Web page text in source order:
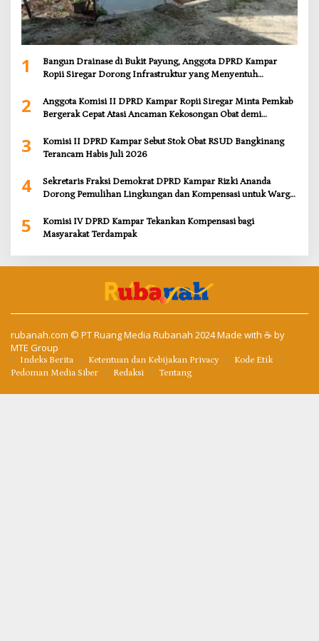
1
Bangun Drainase di Bukit Payung, Anggota DPRD Kampar
Ropii Siregar Dorong Infrastruktur yang Menyentuh
2
Anggota Komisi II DPRD Kampar Ropii Siregar Minta Pemkab
Bergerak Cepat Atasi Ancaman Kekosongan Obat demi
3
Komisi II DPRD Kampar Sebut Stok Obat RSUD Bangkinang
Terancam Habis Juli 2026
4
Sekretaris Fraksi Demokrat DPRD Kampar Rizki Ananda
Dorong Pemulihan Lingkungan dan Kompensasi untuk Warga
5
Komisi IV DPRD Kampar Tekankan Kompensasi bagi
Masyarakat Terdampak
rubanah.com © PT Ruang Media Rubanah 2024 Made with ☕ by
MTE Group
Indeks Berita Ketentuan dan Kebijakan Privacy
Kode Etik
Pedoman Media Siber
Redaksi Tentang